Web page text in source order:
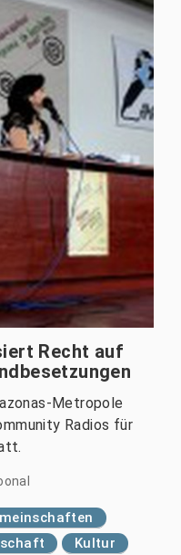
Recht auf
Metropole
Radios für
Kultur